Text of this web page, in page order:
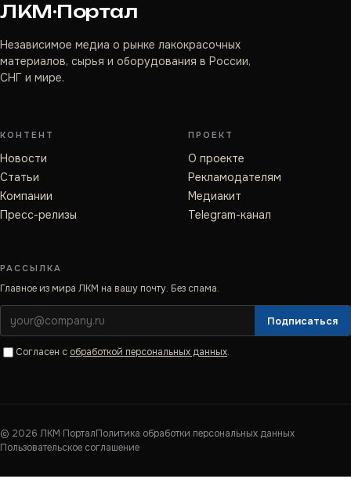
ЛКМ·Портал
Независимое медиа о рынке лакокрасочных
материалов, сырья и оборудования в России,
СНГ и мире.
КОНТЕНТ
Новости
Статьи
Компании
Пресс-релизы
ПРОЕКТ
О проекте
Рекламодателям
Медиакит
Telegram-канал
РАССЫЛКА
Главное из мира ЛКМ на вашу почту. Без спама.
Подписаться
Согласен с обработкой персональных данных.
© 2026 ЛКМ·ПорталПолитика обработки персональных данных
Пользовательское соглашение